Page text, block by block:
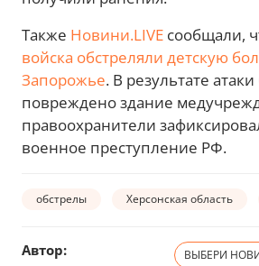
Также Новини.LIVE сообщали,
войска обстреляли детскую
Запорожье. В результате
повреждено здание
правоохранители
военное преступление РФ.
обстрелы Херсонская область
Автор: ВЫБЕРИ